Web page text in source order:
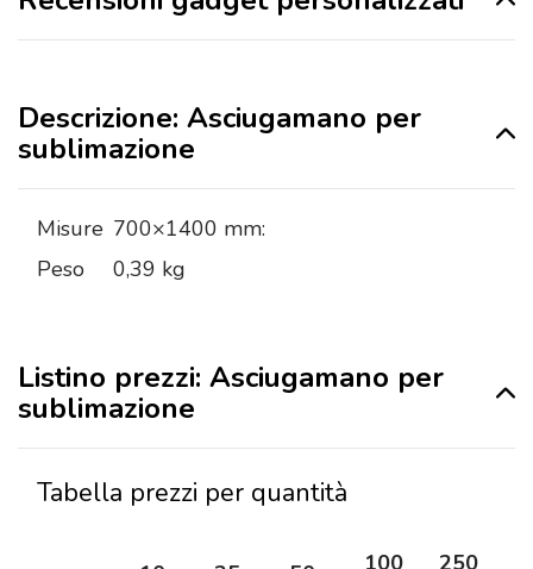
Descrizione: Asciugamano per
sublimazione
Misure 700×1400 mm:
Peso
0,39 kg
Listino prezzi: Asciugamano per
sublimazione
Tabella prezzi per quantità
100 250